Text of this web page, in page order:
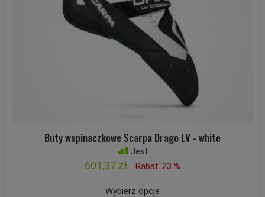
Buty wspinaczkowe Scarpa Drago LV - white
Jest
601,37 zł Rabat: 23 %
Wybierz opcje